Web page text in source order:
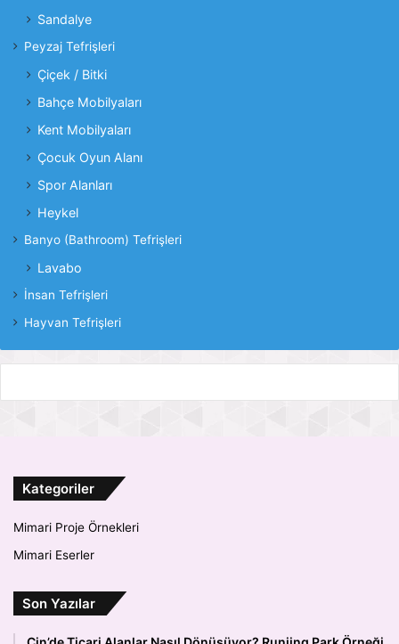
Sandalye
Peyzaj Tefrişleri
Çiçek / Bitki
Bahçe Mobilyaları
Kent Mobilyaları
Çocuk Oyun Alanı
Spor Alanları
Heykel
Banyo (Bathroom) Tefrişleri
Lavabo
İnsan Tefrişleri
Hayvan Tefrişleri
Kategoriler
Mimari Proje Örnekleri
Mimari Eserler
Son Yazılar